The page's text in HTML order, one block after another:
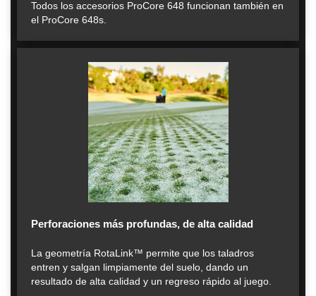
Todos los accesorios ProCore 648 funcionan también en
el ProCore 648s.
Perforaciones más profundas, de alta calidad
La geometría RotaLink™ permite que los taladros
entren y salgan limpiamente del suelo, dando un
resultado de alta calidad y un regreso rápido al juego.